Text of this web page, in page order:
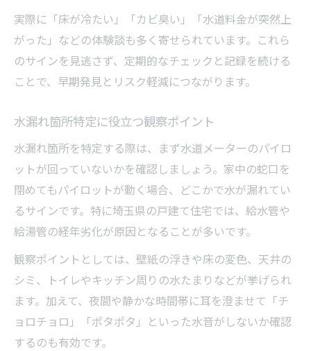
配管劣化と水漏れリスクの関係について
埼玉県住宅で見落としやすい水漏れ部位
水漏れ原因と建物構造の意外な関係性
水漏れによる迷惑料トラブルを防ぐ方法
水漏れ被害時の正しい連絡と報告手順
水漏れ補償や賠償リスクの基礎知識紹介
水漏れ原因別の迷惑料リスク最小化策
迅速な水漏れ対応で損害拡大を防ぐコツ
特定しにくい水漏れ問題を解決へ導く
特定困難な水漏れ原因の調査アプローチ
効果的な水漏れ発見ツールの活用術
専門業者の選び方と水漏れ再発防止法
水漏れ問題を根本から解決する実践知識
実際に「床が冷たい」「カビ臭い」「水道料金が突然上
がった」などの体験談も多く寄せられています。これら
のサインを見逃さず、定期的なチェックと記録を続ける
ことで、早期発見とリスク軽減につながります。
水漏れ箇所特定に役立つ観察ポイント
水漏れ箇所を特定する際は、まず水道メーターのパイロ
ットが回っていないかを確認しましょう。家中の蛇口を
閉めてもパイロットが動く場合、どこかで水が漏れてい
るサインです。特に埼玉県の戸建て住宅では、給水管や
給湯管の経年劣化が原因となることが多いです。
観察ポイントとしては、壁紙の浮きや床の変色、天井の
シミ、トイレやキッチン周りの水たまりなどが挙げられ
ます。加えて、夜間や静かな時間帯に耳を澄ませて「チ
ョロチョロ」「ポタポタ」といった水音がしないか確認
するのも有効です。